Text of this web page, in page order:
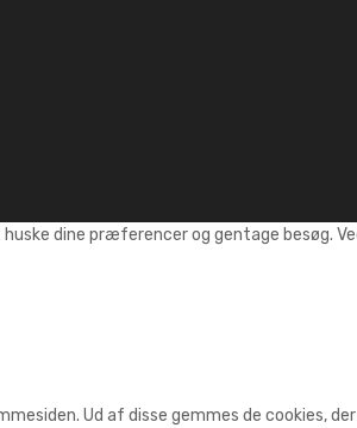
dine præferencer og gentage besøg.
Ud af disse gemmes de cookies,